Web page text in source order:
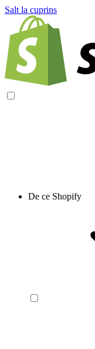
Salt la cuprins
De ce Shopify